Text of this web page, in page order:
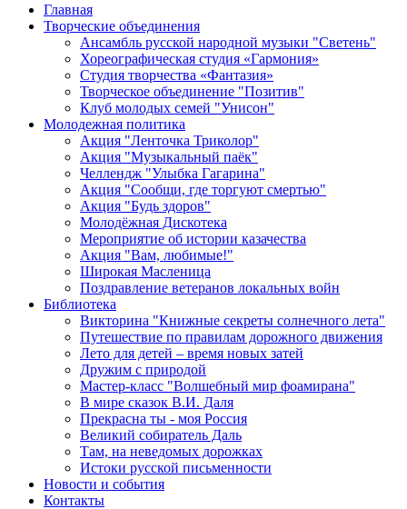
Главная
Творческие объединения
Ансамбль русской народной музыки "Светень"
Хореографическая студия «Гармония»
Студия творчества «Фантазия»
Творческое объединение "Позитив"
Клуб молодых семей "Унисон"
Молодежная политика
Акция "Ленточка Триколор"
Акция "Музыкальный паёк"
Челлендж "Улыбка Гагарина"
Акция "Сообщи, где торгуют смертью"
Акция "Будь здоров"
Молодёжная Дискотека
Мероприятие об истории казачества
Акция "Вам, любимые!"
Широкая Масленица
Поздравление ветеранов локальных войн
Библиотека
Викторина "Книжные секреты солнечного лета"
Путешествие по правилам дорожного движения
Лето для детей – время новых затей
Дружим с природой
Мастер-класс "Волшебный мир фоамирана"
В мире сказок В.И. Даля
Прекрасна ты - моя Россия
Великий собиратель Даль
Там, на неведомых дорожках
Истоки русской письменности
Новости и события
Контакты